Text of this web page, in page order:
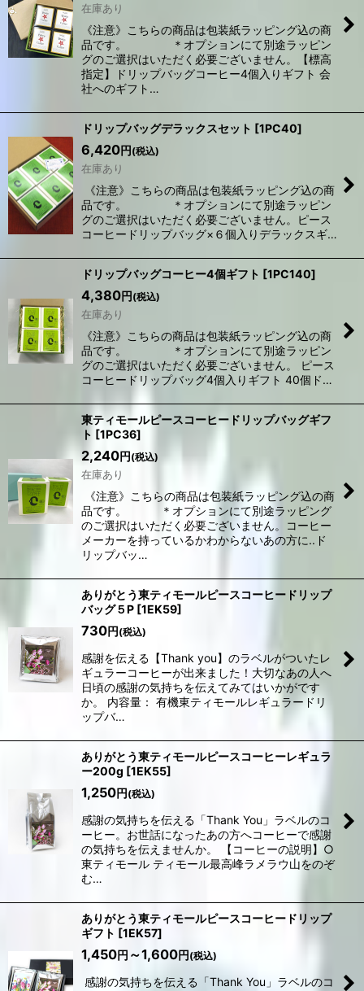
在庫あり
《注意》こちらの商品は包装紙ラッピング込の商
品です。 ＊オプションにて別途ラッピン
グのご選択はいただく必要ございません。【標高
指定】ドリップバッグコーヒー4個入りギフト 会
社へのギフト…
ドリップバッグデラックスセット [1PC40]
6,420円 (税込)
在庫あり
《注意》こちらの商品は包装紙ラッピング込の商
品です。 ＊オプションにて別途ラッピン
グのご選択はいただく必要ございません。ピース
コーヒードリップバッグ×６個入りデラックスギ…
ドリップバッグコーヒー4個ギフト [1PC140]
4,380円 (税込)
在庫あり
《注意》こちらの商品は包装紙ラッピング込の商
品です。 ＊オプションにて別途ラッピン
グのご選択はいただく必要ございません。 ピース
コーヒードリップバッグ4個入りギフト 40個ド…
東ティモールピースコーヒードリップバッグギフ
ト [1PC36]
2,240円 (税込)
在庫あり
《注意》こちらの商品は包装紙ラッピング込の商
品です。 ＊オプションにて別途ラッピング
のご選択はいただく必要ございません。コーヒー
メーカーを持っているかわからないあの方に..ド
リップバッ…
ありがとう東ティモールピースコーヒードリップ
バッグ５P [1EK59]
730円 (税込)
感謝を伝える【Thank you】のラベルがついたレ
ギュラーコーヒーが出来ました！大切なあの人へ
日頃の感謝の気持ちを伝えてみてはいかがです
か。 内容量： 有機東ティモールレギュラードリ
ップバ…
ありがとう東ティモールピースコーヒーレギュラ
ー200g [1EK55]
1,250円 (税込)
感謝の気持ちを伝える「Thank You」ラベルのコ
ーヒー。お世話になったあの方へコーヒーで感謝
の気持ちを伝えませんか。 【コーヒーの説明】○
東ティモール ティモール最高峰ラメラウ山をのぞ
む…
ありがとう東ティモールピースコーヒードリップ
ギフト [1EK57]
1,450円 ～1,600円 (税込)
感謝の気持ちを伝える「Thank You」ラベルのコ